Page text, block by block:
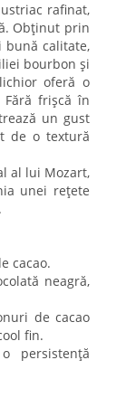
rafinat,
Obținut prin
bună calitate,
bourbon și
oferă o
Fără frișcă în
un gust
de o textură
al lui Mozart,
unei rețete
cacao.
neagră,
de cacao
fin.
persistență